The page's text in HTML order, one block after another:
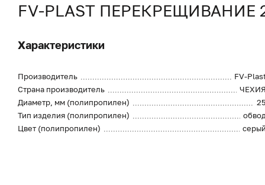
FV-PLAST ПЕРЕКРЕЩИВАНИЕ
Характеристики
Производитель
FV-
Страна производитель
ЧЕХИЯ
Диаметр, мм (полипропилен)
25
Тип изделия (полипропилен)
обвод
Цвет (полипропилен)
серый